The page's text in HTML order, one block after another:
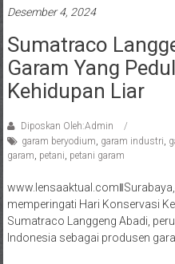
Desember 4, 2024
Sumatraco
Garam Yang
Kehidupan Liar
Diposkan Oleh:Admin
garam beryodium, garam industri,
garam, petani, petani garam
memperingati Hari Konservasi
Sumatraco Langgeng Abadi,
Indonesia sebagai produsen